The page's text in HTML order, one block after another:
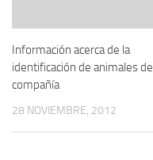
Información acerca de la
identificación de animales de
compañía
28 NOVIEMBRE, 2012